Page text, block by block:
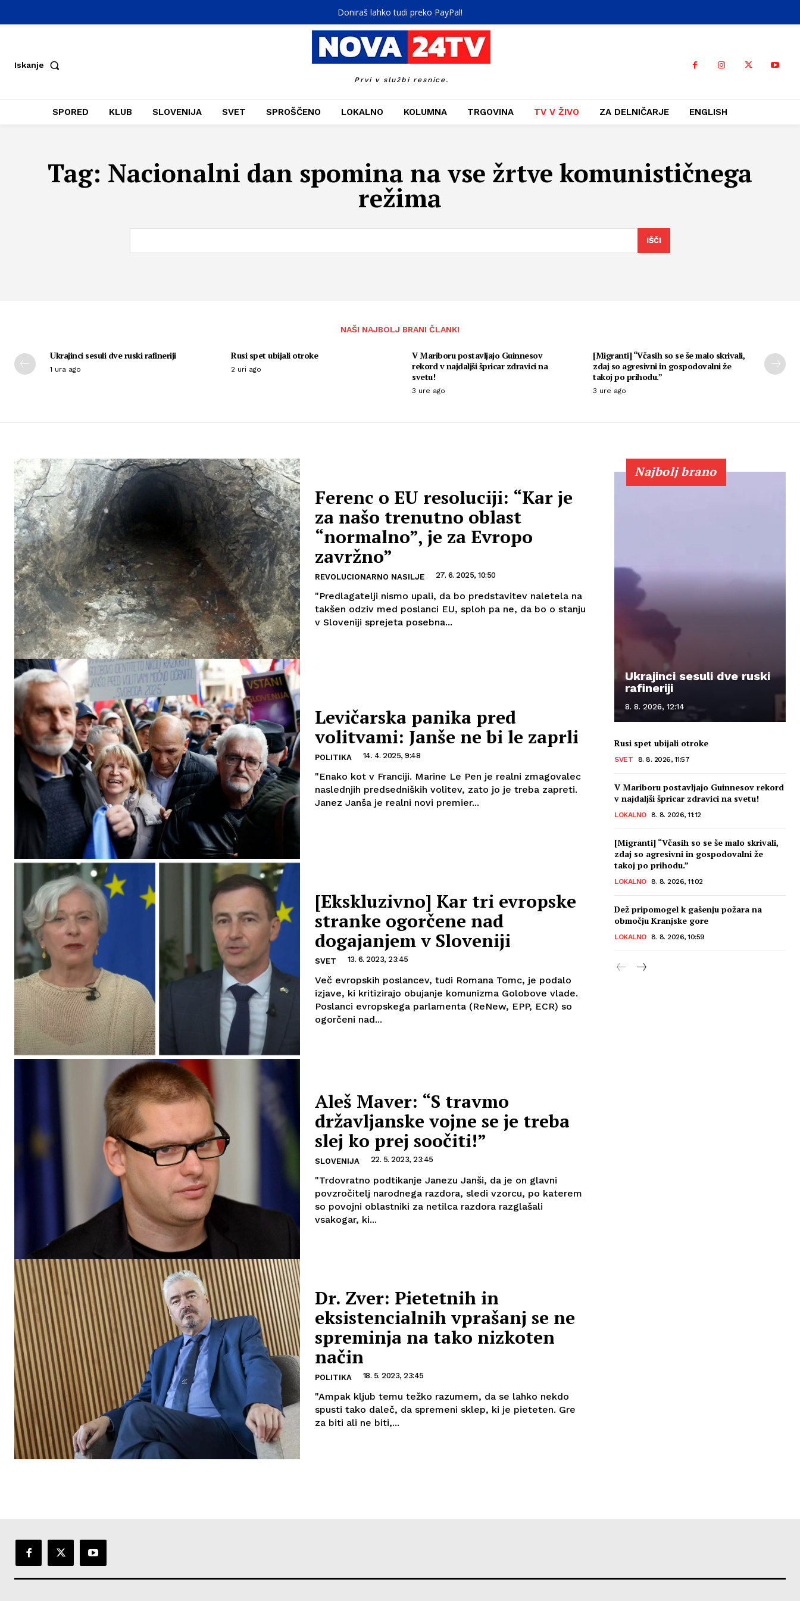
Doniraš lahko tudi preko PayPal!
Iskanje
Prvi v službi resnice.
SPORED KLUB SLOVENIJA SVET SPROŠČENO LOKALNO KOLUMNA TRGOVINA TV V ŽIVO ZA DELNIČARJE ENGLISH
Tag: Nacionalni dan spomina na vse žrtve komunističnega
režima
IŠČI
NAŠI NAJBOLJ BRANI ČLANKI
Ukrajinci sesuli dve ruski rafineriji
1 ura ago
Rusi spet ubijali otroke
2 uri ago
V Mariboru postavljajo Guinnesov
rekord v najdaljši špricar zdravici na
svetu!
3 ure ago
[Migranti] “Včasih so se še malo skrivali,
zdaj so agresivni in gospodovalni že
takoj po prihodu.”
3 ure ago
Ferenc o EU resoluciji: “Kar je
za našo trenutno oblast
“normalno”, je za Evropo
zavržno”
REVOLUCIONARNO NASILJE 27. 6. 2025, 10:50
"Predlagatelji nismo upali, da bo predstavitev naletela na
takšen odziv med poslanci EU, sploh pa ne, da bo o stanju
v Sloveniji sprejeta posebna...
Levičarska panika pred
volitvami: Janše ne bi le zaprli
POLITIKA 14. 4. 2025, 9:48
"Enako kot v Franciji. Marine Le Pen je realni zmagovalec
naslednjih predsedniških volitev, zato jo je treba zapreti.
Janez Janša je realni novi premier...
[Ekskluzivno] Kar tri evropske
stranke ogorčene nad
dogajanjem v Sloveniji
SVET 13. 6. 2023, 23:45
Več evropskih poslancev, tudi Romana Tomc, je podalo
izjave, ki kritizirajo obujanje komunizma Golobove vlade.
Poslanci evropskega parlamenta (ReNew, EPP, ECR) so
ogorčeni nad...
Aleš Maver: “S travmo
državljanske vojne se je treba
slej ko prej soočiti!”
SLOVENIJA 22. 5. 2023, 23:45
"Trdovratno podtikanje Janezu Janši, da je on glavni
povzročitelj narodnega razdora, sledi vzorcu, po katerem
so povojni oblastniki za netilca razdora razglašali
vsakogar, ki...
Dr. Zver: Pietetnih in
eksistencialnih vprašanj se ne
spreminja na tako nizkoten
način
POLITIKA 18. 5. 2023, 23:45
"Ampak kljub temu težko razumem, da se lahko nekdo
spusti tako daleč, da spremeni sklep, ki je pieteten. Gre
za biti ali ne biti,...
Najbolj brano
Ukrajinci sesuli dve ruski
rafineriji
8. 8. 2026, 12:14
Rusi spet ubijali otroke
SVET 8. 8. 2026, 11:57
V Mariboru postavljajo Guinnesov rekord
v najdaljši špricar zdravici na svetu!
LOKALNO 8. 8. 2026, 11:12
[Migranti] “Včasih so se še malo skrivali,
zdaj so agresivni in gospodovalni že
takoj po prihodu.”
LOKALNO 8. 8. 2026, 11:02
Dež pripomogel k gašenju požara na
območju Kranjske gore
LOKALNO 8. 8. 2026, 10:59